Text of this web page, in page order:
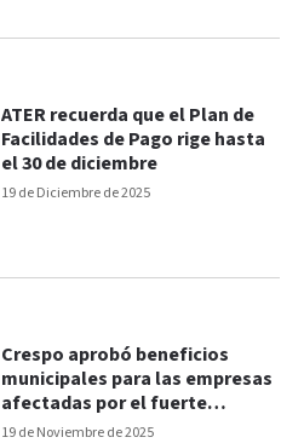
19 de Diciembre de 2025
ATER recuerda que el Plan de
Facilidades de Pago rige hasta
el 30 de diciembre
19 de Noviembre de 2025
Crespo aprobó beneficios
municipales para las empresas
afectadas por el fuerte
temporal